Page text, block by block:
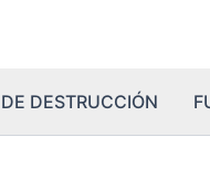
DESTRUCCIÓN